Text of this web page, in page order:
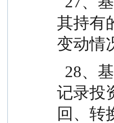
其持有
变动情
记录投
回、转